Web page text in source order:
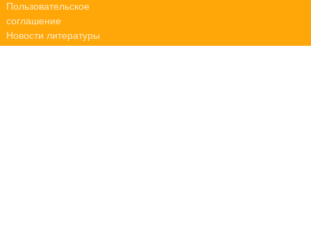
Пользовательское
соглашение
Новости литературы